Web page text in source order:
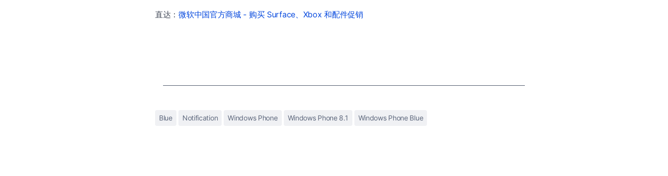
直达：微软中国官方商城 - 购买 Surface、Xbox 和配件促销
Blue Notification Windows Phone Windows Phone 8.1 Windows Phone Blue